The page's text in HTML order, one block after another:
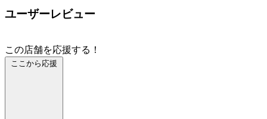
ユーザーレビュー
この店舗を応援する！
ここから応援